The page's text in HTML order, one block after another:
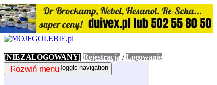
[NIEZALOGOWANY] Rejestracja /Logowanie
Toggle navigation
Rozwiń menu